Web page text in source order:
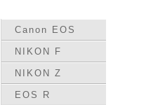
Canon EOS
NIKON F
NIKON Z
EOS R